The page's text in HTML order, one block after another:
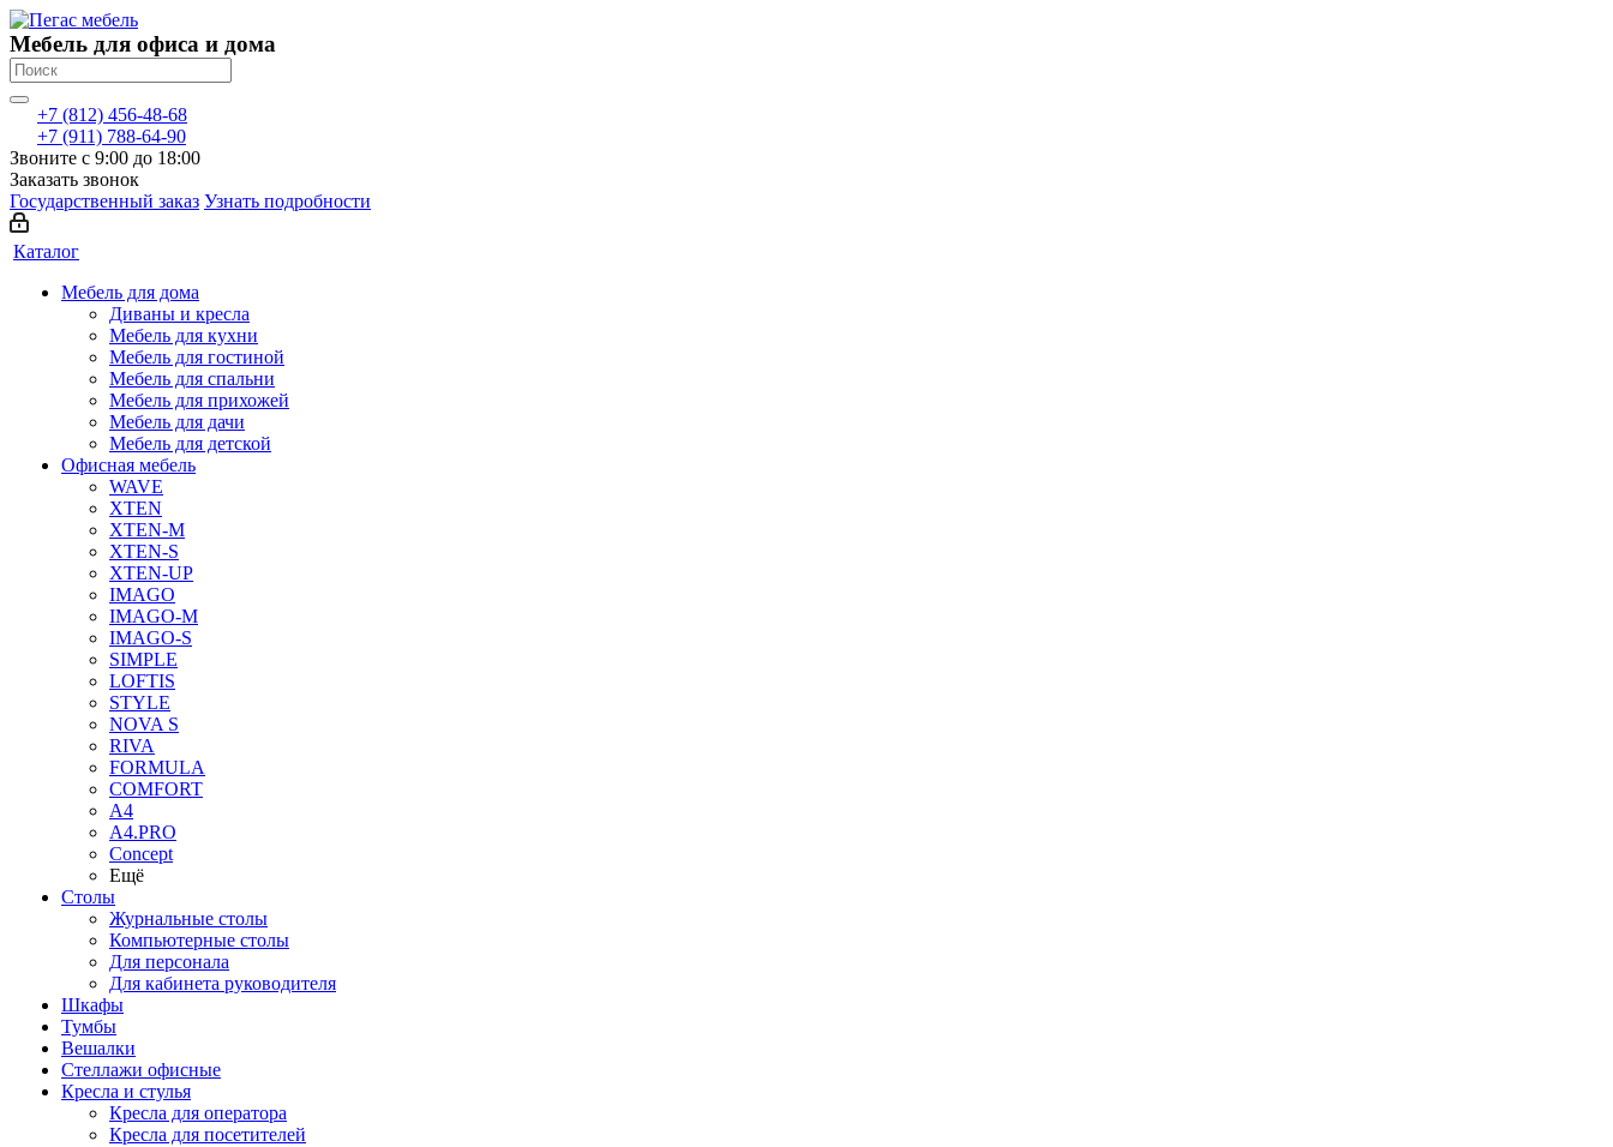
Мебель для офиса и дома
+7 (812) 456-48-68
+7 (911) 788-64-90
Звоните с 9:00 до 18:00
Заказать звонок
Государственный заказ Узнать подробности
Каталог
Мебель для дома
Диваны и кресла
Мебель для кухни
Мебель для гостиной
Мебель для спальни
Мебель для прихожей
Мебель для дачи
Мебель для детской
Офисная мебель
WAVE
XTEN
XTEN-M
XTEN-S
XTEN-UP
IMAGO
IMAGO-M
IMAGO-S
SIMPLE
LOFTIS
STYLE
NOVA S
RIVA
FORMULA
COMFORT
A4
A4.PRO
Concept
Ещё
Столы
Журнальные столы
Компьютерные столы
Для персонала
Для кабинета руководителя
Шкафы
Тумбы
Вешалки
Стеллажи офисные
Кресла и стулья
Кресла для оператора
Кресла для посетителей